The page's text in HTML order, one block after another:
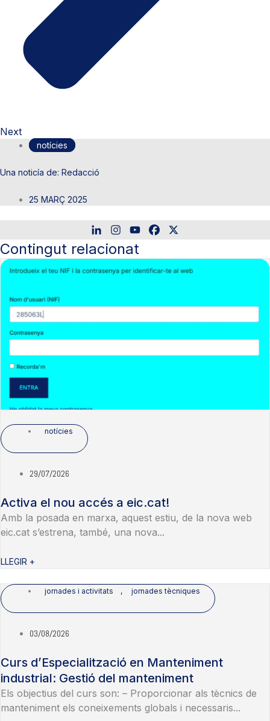
Next
notícies
Redacció
25 MARÇ 2025
Contingut relacionat
notícies
29/07/2026
Activa el nou accés a eic.cat!
Amb la posada en marxa, aquest estiu, de la nova web
eic.cat s’estrena, també, una nova...
LLEGIR +
jornades i activitats , jornades tècniques
03/08/2026
Curs d’Especialització en Manteniment
industrial: Gestió del manteniment
Els objectius del curs son: – Proporcionar als tècnics de
manteniment els coneixements globals i necessaris...